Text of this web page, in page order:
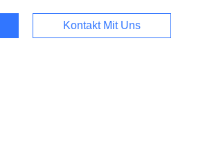
Kontakt Mit Uns